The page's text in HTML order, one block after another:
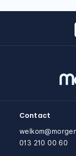
Contact
013 210 00 60